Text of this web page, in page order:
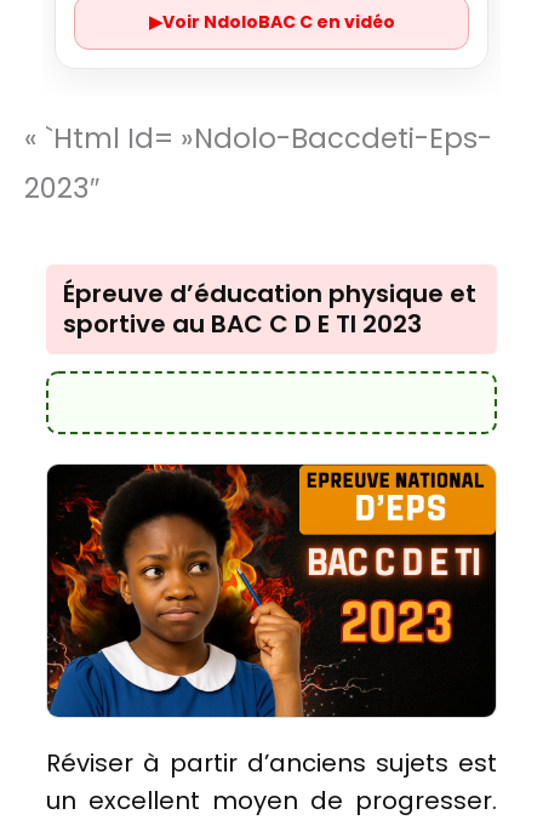
▶Voir NdoloBAC C en vidéo
« `html Id= »ndolo-Baccdeti-Eps-
2023″
Épreuve d’éducation physique et
sportive au BAC C D E TI 2023
Réviser à partir d’anciens sujets est
un excellent moyen de progresser.